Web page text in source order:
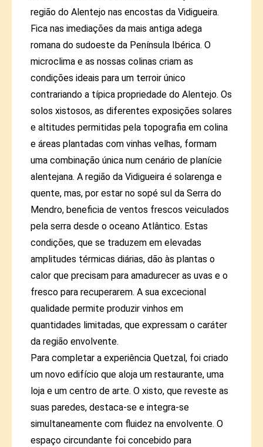
região do Alentejo nas encostas da Vidigueira.
Fica nas imediações da mais antiga adega
romana do sudoeste da Península Ibérica. O
microclima e as nossas colinas criam as
condições ideais para um terroir único
contrariando a típica propriedade do Alentejo. Os
solos xistosos, as diferentes exposições solares
e altitudes permitidas pela topografia em colina
e áreas plantadas com vinhas velhas, formam
uma combinação única num cenário de planície
alentejana. A região da Vidigueira é solarenga e
quente, mas, por estar no sopé sul da Serra do
Mendro, beneficia de ventos frescos veiculados
pela serra desde o oceano Atlântico. Estas
condições, que se traduzem em elevadas
amplitudes térmicas diárias, dão às plantas o
calor que precisam para amadurecer as uvas e o
fresco para recuperarem. A sua excecional
qualidade permite produzir vinhos em
quantidades limitadas, que expressam o caráter
da região envolvente.
Para completar a experiência Quetzal, foi criado
um novo edifício que aloja um restaurante, uma
loja e um centro de arte. O xisto, que reveste as
suas paredes, destaca-se e integra-se
simultaneamente com fluidez na envolvente. O
espaço circundante foi concebido para